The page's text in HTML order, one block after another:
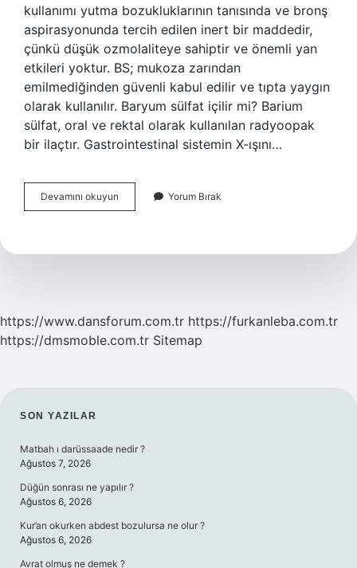
kullanımı yutma bozukluklarının tanısında ve bronş
aspirasyonunda tercih edilen inert bir maddedir,
çünkü düşük ozmolaliteye sahiptir ve önemli yan
etkileri yoktur. BS; mukoza zarından
emilmediğinden güvenli kabul edilir ve tıpta yaygın
olarak kullanılır. Baryum sülfat içilir mi? Barium
sülfat, oral ve rektal olarak kullanılan radyoopak
bir ilaçtır. Gastrointestinal sistemin X-ışını…
Devamını okuyun
Sülfat
Işe
Yorum Bırak
https://www.dansforum.com.tr https://furkanleba.com.tr
https://dmsmoble.com.tr Sitemap
SIDEBAR
SON YAZILAR
Matbah ı darüssaade nedir ?
Ağustos 7, 2026
Düğün sonrası ne yapılır ?
Ağustos 6, 2026
Kur’an okurken abdest bozulursa ne olur ?
Ağustos 6, 2026
Avrat olmuş ne demek ?